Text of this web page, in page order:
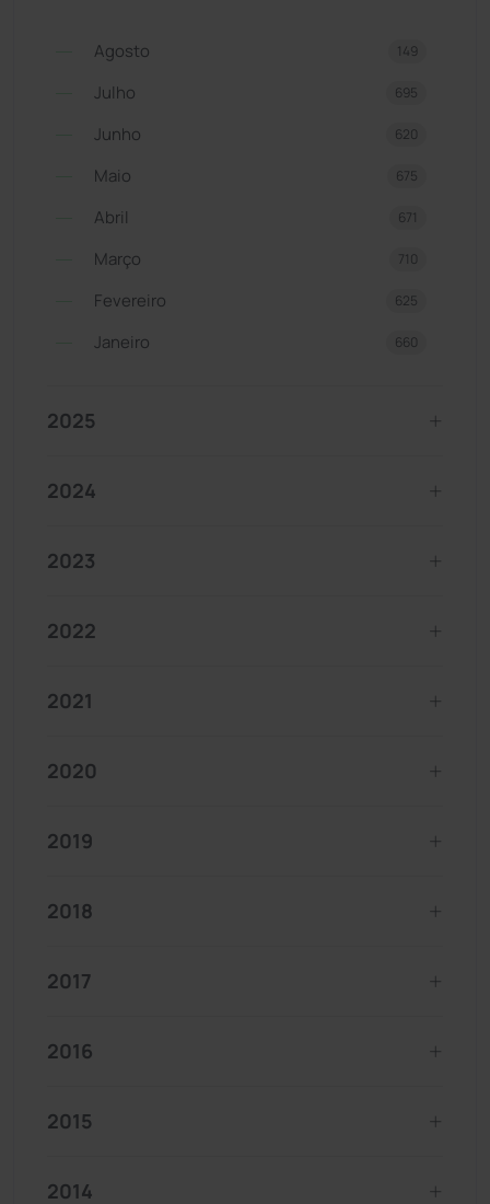
Agosto 149
Julho 695
Junho 620
Maio 675
Abril 671
Março 710
Fevereiro 625
Janeiro 660
2025
2024
2023
2022
2021
2020
2019
2018
2017
2016
2015
2014